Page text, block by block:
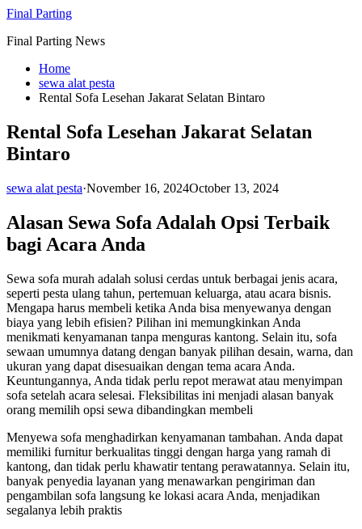
Skip
content
Final Parting
Final Parting News
Home
sewa alat pesta
Rental Sofa Lesehan Jakarat Selatan Bintaro
Rental Sofa Lesehan Jakarat Selatan
Bintaro
sewa alat pesta·November 16, 2024October 13, 2024
Alasan Sewa Sofa Adalah Opsi Terbaik
bagi Acara Anda
Sewa sofa murah adalah solusi cerdas untuk berbagai jenis acara,
seperti pesta ulang tahun, pertemuan keluarga, atau acara bisnis.
Mengapa harus membeli ketika Anda bisa menyewanya dengan
biaya yang lebih efisien? Pilihan ini memungkinkan Anda
menikmati kenyamanan tanpa menguras kantong. Selain itu, sofa
sewaan umumnya datang dengan banyak pilihan desain, warna, dan
ukuran yang dapat disesuaikan dengan tema acara Anda.
Keuntungannya, Anda tidak perlu repot merawat atau menyimpan
sofa setelah acara selesai. Fleksibilitas ini menjadi alasan banyak
orang memilih opsi sewa dibandingkan membeli
Menyewa sofa menghadirkan kenyamanan tambahan. Anda dapat
memiliki furnitur berkualitas tinggi dengan harga yang ramah di
kantong, dan tidak perlu khawatir tentang perawatannya. Selain itu,
banyak penyedia layanan yang menawarkan pengiriman dan
pengambilan sofa langsung ke lokasi acara Anda, menjadikan
segalanya lebih praktis